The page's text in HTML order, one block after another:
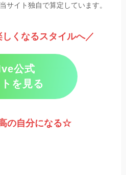
イト独自で算定しています。
くなるスタイルへ／
公式
を見る
の自分になる☆